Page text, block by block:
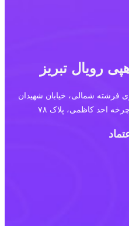
رویال تبریز
فرشته شمالی، خیابان شهیدان
احد کاظمی، پلاک ۷۸